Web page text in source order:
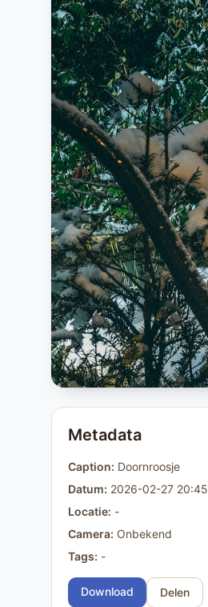
Metadata
Caption: Doornroosje
Datum: 2026-02-27 20:45
Locatie: -
Camera: Onbekend
Tags: -
Download Delen